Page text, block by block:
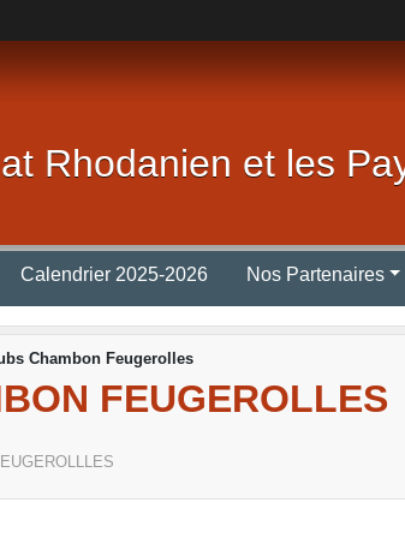
Rhodanien et les
Calendrier 2025-2026 Nos Partenaires
Chambon Feugerolles
FEUGEROLLES